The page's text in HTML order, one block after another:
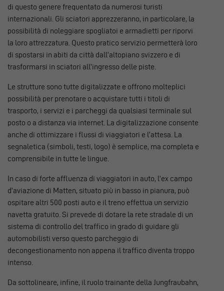
di questo genere frequentato da numerosi turisti
internazionali. Gli sciatori apprezzeranno, in particolare, la
possibilità di noleggiare spogliatoi e armadietti per riporvi
la loro attrezzatura. Questo pratico servizio permetterà loro
di spostarsi in abiti da città dall’altopiano svizzero e di
trasformarsi in sciatori all’ingresso delle piste.
Le strutture sono tutte digitalizzate e offrono molteplici
possibilità per prenotare o acquistare tutti i titoli di
trasporto, i servizi e i parcheggi da qualsiasi terminale sul
posto o a distanza via internet. La digitalizzazione consente
anche di ottimizzare i flussi di viaggiatori e l’attesa. La
segnaletica (simboli, testi, logo) è semplice, ma completa e
comprensibile in tutte le lingue.
In caso di forte affluenza di viaggiatori in auto, l’ex campo
d’aviazione di Matten, situato più in basso in pianura, può
ospitare altri 500 posti auto e il treno effettua un servizio
navetta gratuito. Si prevede di dotare la rete stradale di un
sistema di controllo del traffico in grado di guidare gli
automobilisti verso questo parcheggio di
decongestionamento non appena il traffico diventa troppo
intenso.
Da sottolineare, infine, il ruolo trainante della Jungfraubahn,